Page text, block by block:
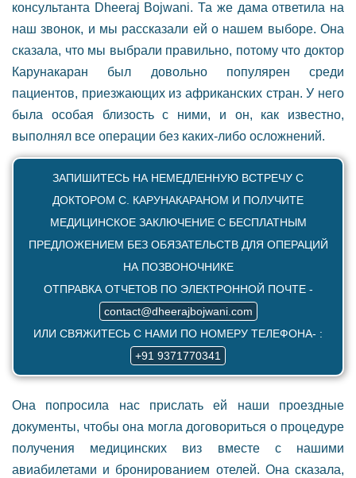
консультанта Dheeraj Bojwani. Та же дама ответила на
наш звонок, и мы рассказали ей о нашем выборе. Она
сказала, что мы выбрали правильно, потому что доктор
Карунакаран был довольно популярен среди
пациентов, приезжающих из африканских стран. У него
была особая близость с ними, и он, как известно,
выполнял все операции без каких-либо осложнений.
ЗАПИШИТЕСЬ НА НЕМЕДЛЕННУЮ ВСТРЕЧУ С
ДОКТОРОМ С. КАРУНАКАРАНОМ И ПОЛУЧИТЕ
МЕДИЦИНСКОЕ ЗАКЛЮЧЕНИЕ С БЕСПЛАТНЫМ
ПРЕДЛОЖЕНИЕМ БЕЗ ОБЯЗАТЕЛЬСТВ ДЛЯ ОПЕРАЦИЙ
НА ПОЗВОНОЧНИКЕ
ОТПРАВКА ОТЧЕТОВ ПО ЭЛЕКТРОННОЙ ПОЧТЕ -
contact@dheerajbojwani.com
ИЛИ СВЯЖИТЕСЬ С НАМИ ПО НОМЕРУ ТЕЛЕФОНА- :
+91 9371770341
Она попросила нас прислать ей наши проездные
документы, чтобы она могла договориться о процедуре
получения медицинских виз вместе с нашими
авиабилетами и бронированием отелей. Она сказала,